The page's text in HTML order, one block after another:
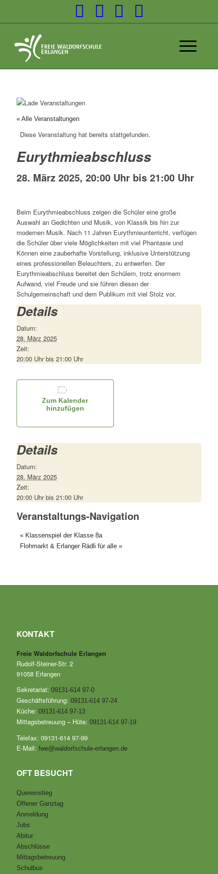
« Alle Veranstaltungen
Diese Veranstaltung hat bereits stattgefunden.
Eurythmieabschluss
28. März 2025, 20:00 Uhrbis 21:00 Uhr
Beim Eurythmieabschluss zeigen die Schüler eine große
Auswahl an Gedichten und Musik, von Klassik bis hin zur
modernen Musik. Nach 11 Jahren Eurythmieunterricht, verfügen
die Schüler über viele Möglichkeiten mit viel Phantasie und
Können eine zauberhafte Vorstellung, inklusive Unterstützung
eines professionellen Beleuchters, zu entwerfen. Der
Eurythmieabschluss bereitet den Schülern, trotz enormem
Aufwand, viel Freude und sie führen diesen der
Schulgemeinschaft und dem Publikum mit viel Stolz vor.
Details
Datum:
28. März 2025
Zeit:
20:00 Uhr bis 21:00 Uhr
Zum Kalender
hinzufügen
Details
Datum:
28. März 2025
Zeit:
20:00 Uhr bis 21:00 Uhr
Veranstaltungs-Navigation
«Klassenspiel der Klasse 8a
Flohmarkt & Erlanger Rädli für alle »
KONTAKT
Freie Waldorfschule Erlangen
Rudolf-Steiner-Str. 2
91058 Erlangen
Sekretariat: 09131-614 97-0
Geschäftsführung: 09131-614 97-24
Küche: 09131-614 97-13
Mittagsbetreuung – Hüte: 09131-614 97-19
Telefax: 09131-614 97-99
E-Mail: fwe@waldorfschule-erlangen.de
OFT BESUCHT
Quereinstieg
Offener Ganztag
Anmeldung
Jobs
Abitur
Abschlüsse
Mittagsbetreuung
Schulbus